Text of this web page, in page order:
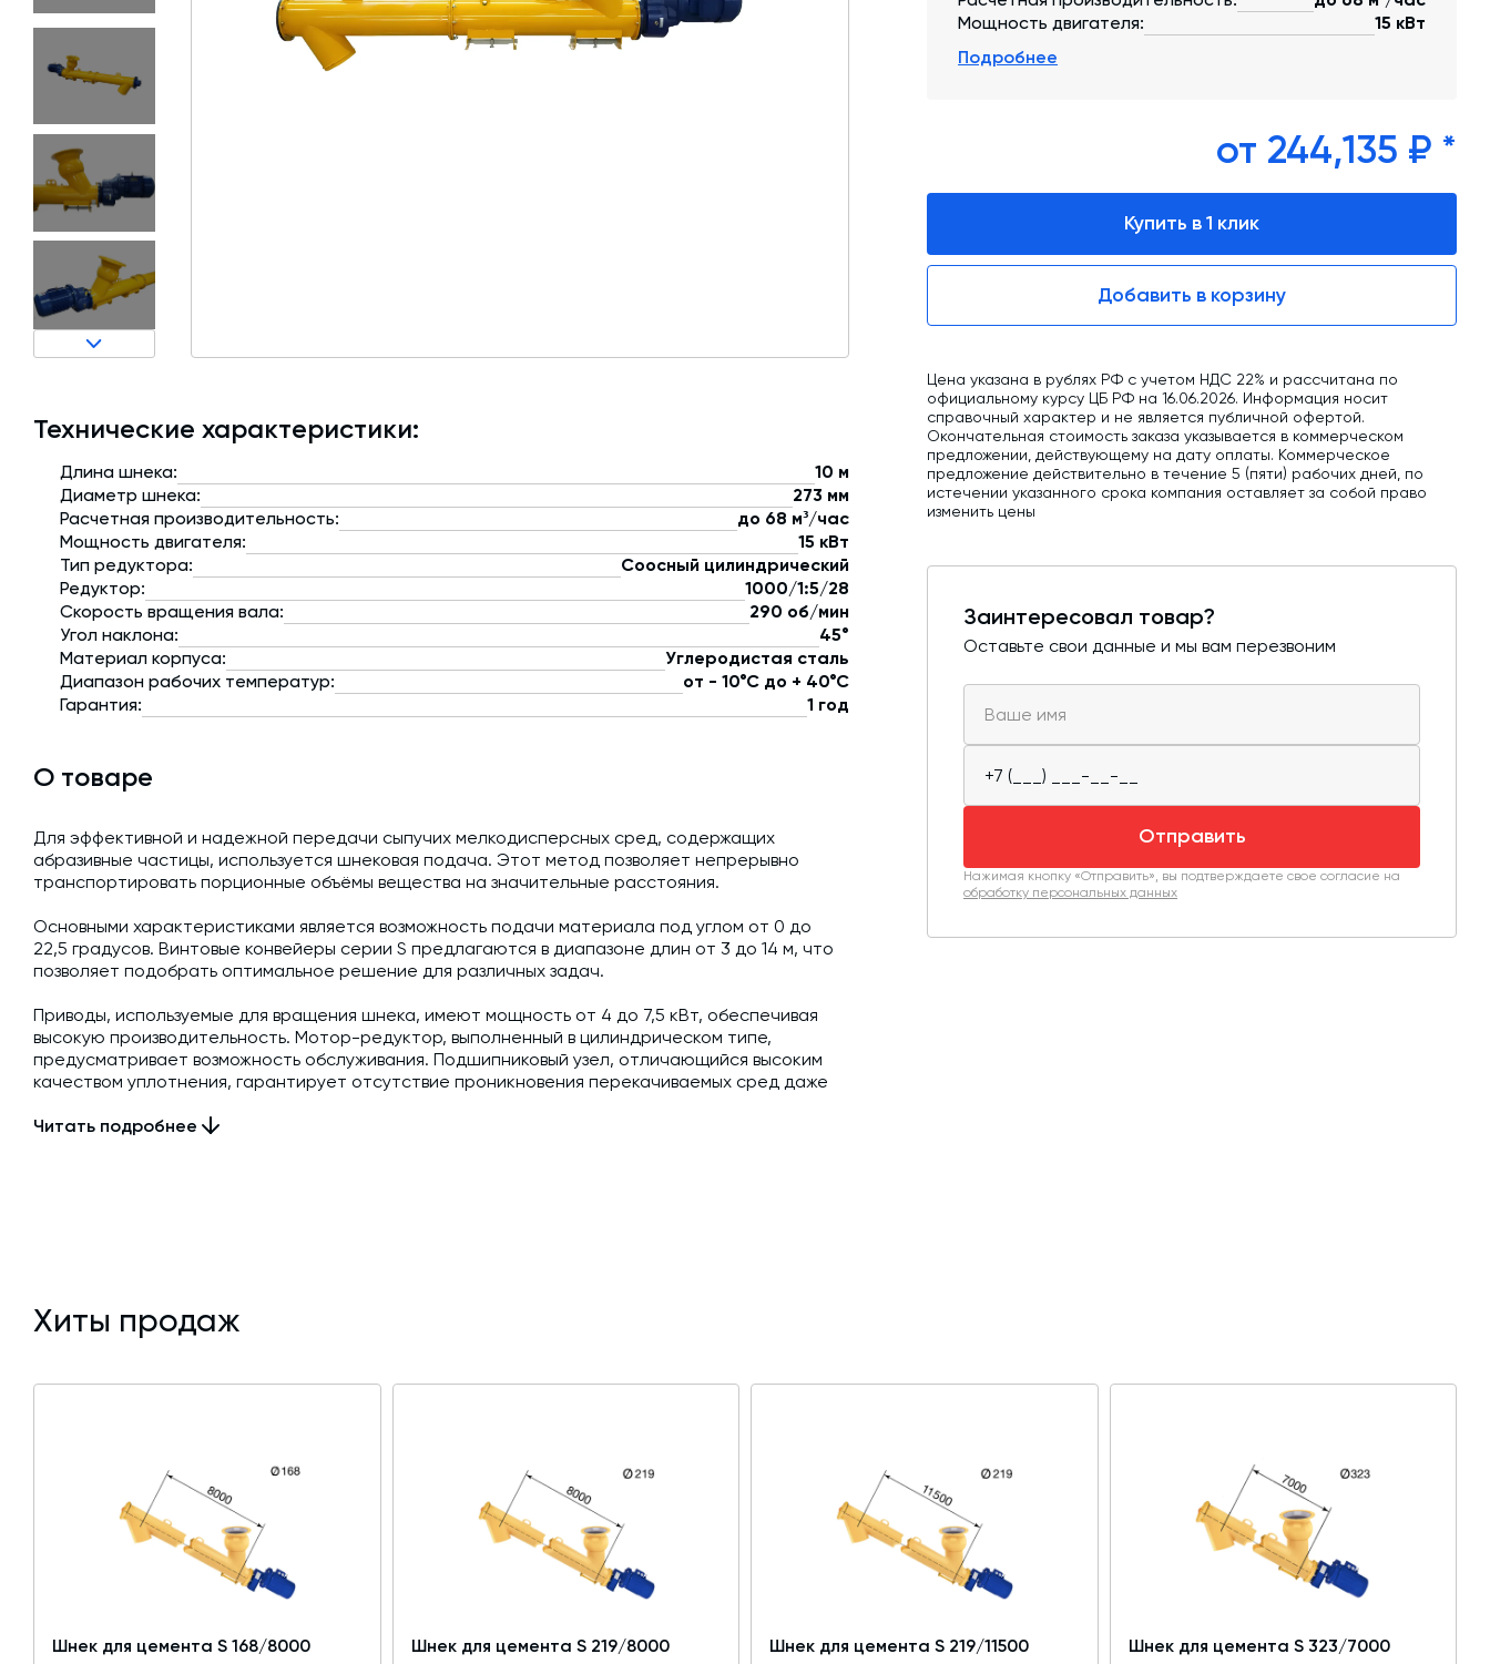
Затворы для силосов и дозаторов
Промышленные фильтры и комплектующие
Авто и Ж/Д весы
Датчики
Рециклинг
Околопрессовочное оборудование
Автоматизированные системы управления
(АСУ ТП) любой сложности
Технический аудит бетонных заводов и
производств
Проектирование технологических
Технические характеристики:
Длина шнека:
10 м
Диаметр шнека:
273 мм
Расчетная производительность:
до 68 м³/час
Мощность двигателя:
15 кВт
Тип редуктора:
Соосный цилиндрический
Редуктор:
1000/1:5/28
Скорость вращения вала:
290 об/мин
Угол наклона:
45°
Материал корпуса:
Углеродистая сталь
Диапазон рабочих температур:
от - 10°С до + 40°С
Гарантия:
1 год
О товаре
Для эффективной и надежной передачи сыпучих мелкодисперсных сред, содержащих
абразивные частицы, используется шнековая подача. Этот метод позволяет непрерывно
транспортировать порционные объёмы вещества на значительные расстояния.
Основными характеристиками является возможность подачи материала под углом от 0 до
22,5 градусов. Винтовые конвейеры серии S предлагаются в диапазоне длин от 3 до 14 м, что
позволяет подобрать оптимальное решение для различных задач.
Приводы, используемые для вращения шнека, имеют мощность от 4 до 7,5 кВт, обеспечивая
высокую производительность. Мотор-редуктор, выполненный в цилиндрическом типе,
предусматривает возможность обслуживания. Подшипниковый узел, отличающийся высоким
качеством уплотнения, гарантирует отсутствие проникновения перекачиваемых сред даже
Шнек серии S вращается со скоростью 290 об/мин, обеспечивая однородность смеси,
промежуточные опорные необслуживаемые точки, расположенные внутри трубного кожуха.
Читать подробнее
Мощность двигателя:
15 кВт
Подробнее
от 244,135 ₽ *
Купить в 1 клик
Добавить в корзину
Цена указана в рублях РФ с учетом НДС 22% и рассчитана по
официальному курсу ЦБ РФ на 16.06.2026. Информация носит
справочный характер и не является публичной офертой.
Окончательная стоимость заказа указывается в коммерческом
предложении, действующему на дату оплаты. Коммерческое
предложение действительно в течение 5 (пяти) рабочих дней, по
истечении указанного срока компания оставляет за собой право
изменить цены
Заинтересовал товар?
Оставьте свои данные и мы вам перезвоним
Отправить
Нажимая кнопку «Отправить», вы подтверждаете свое согласие на
обработку персональных данных
Хиты продаж
Шнек для цемента S 168/8000 Шнек для цемента S 219/8000 Шнек для цемента S 219/11500 Шнек для цемента S 323/7000